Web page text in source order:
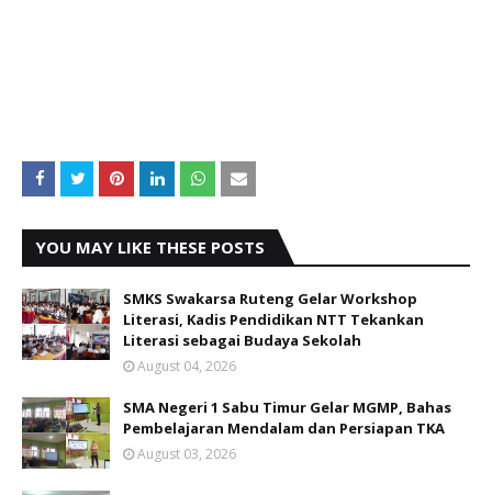
YOU MAY LIKE THESE POSTS
SMKS Swakarsa Ruteng Gelar Workshop
Literasi, Kadis Pendidikan NTT Tekankan
Literasi sebagai Budaya Sekolah
August 04, 2026
SMA Negeri 1 Sabu Timur Gelar MGMP, Bahas
Pembelajaran Mendalam dan Persiapan TKA
August 03, 2026